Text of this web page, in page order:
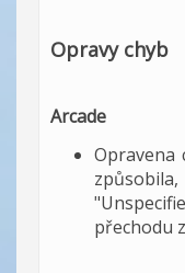
Opravy chyb
Arcade
Opravena
přechodu